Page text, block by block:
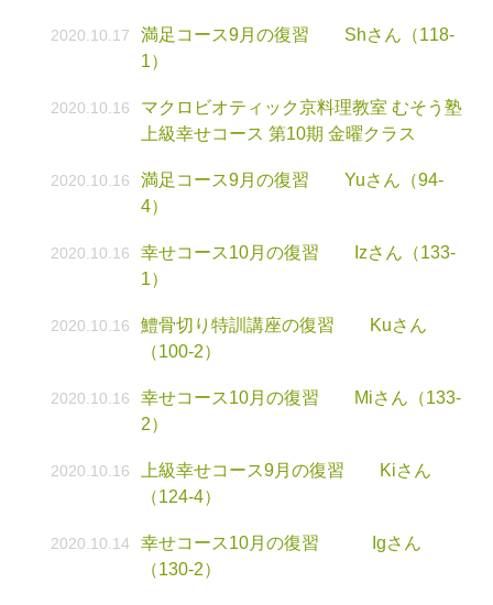
2020.10.17
満足コース9月の復習 Shさん（118-
1）
2020.10.16
マクロビオティック京料理教室 むそう塾
上級幸せコース 第10期 金曜クラス
2020.10.16
満足コース9月の復習 Yuさん（94-
4）
2020.10.16
幸せコース10月の復習 Izさん（133-
1）
2020.10.16
鱧骨切り特訓講座の復習 Kuさん
（100-2）
2020.10.16
幸せコース10月の復習 Miさん（133-
2）
2020.10.16
上級幸せコース9月の復習 Kiさん
（124-4）
2020.10.14
幸せコース10月の復習 Igさん
（130-2）